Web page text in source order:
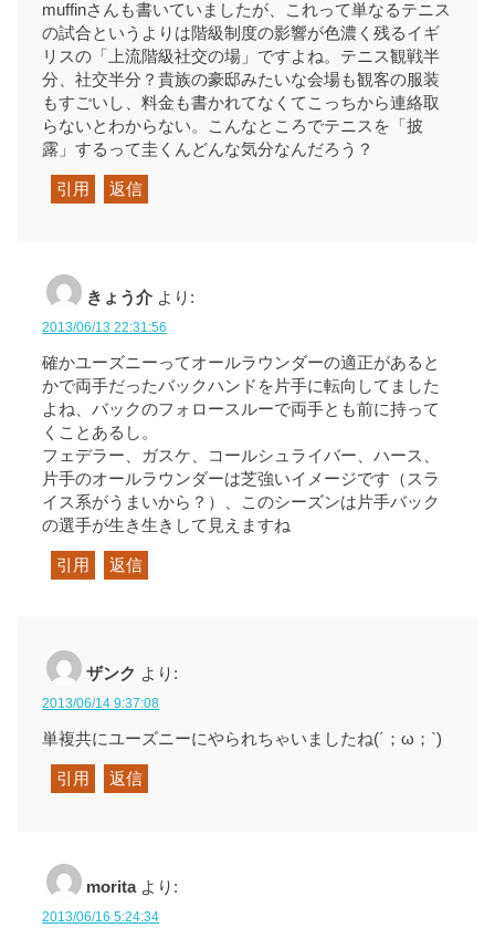
muffinさんも書いていましたが、これって単なるテニス
の試合というよりは階級制度の影響が色濃く残るイギ
リスの「上流階級社交の場」ですよね。テニス観戦半
分、社交半分？貴族の豪邸みたいな会場も観客の服装
もすごいし、料金も書かれてなくてこっちから連絡取
らないとわからない。こんなところでテニスを「披
露」するって圭くんどんな気分なんだろう？
引用 返信
きょう介 より:
2013/06/13 22:31:56
確かユーズニーってオールラウンダーの適正があると
かで両手だったバックハンドを片手に転向してました
よね、バックのフォロースルーで両手とも前に持って
くことあるし。
フェデラー、ガスケ、コールシュライバー、ハース、
片手のオールラウンダーは芝強いイメージです（スラ
イス系がうまいから？）、このシーズンは片手バック
の選手が生き生きして見えますね
引用 返信
ザンク より:
2013/06/14 9:37:08
単複共にユーズニーにやられちゃいましたね(´；ω；`)
引用 返信
morita より:
2013/06/16 5:24:34